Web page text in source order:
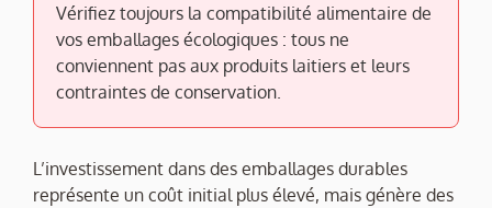
Vérifiez toujours la compatibilité alimentaire de
vos emballages écologiques : tous ne
conviennent pas aux produits laitiers et leurs
contraintes de conservation.
L’investissement dans des emballages durables
représente un coût initial plus élevé, mais génère des